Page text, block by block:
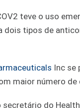
teve o uso
dois tipos de
Inc se
maior número
do